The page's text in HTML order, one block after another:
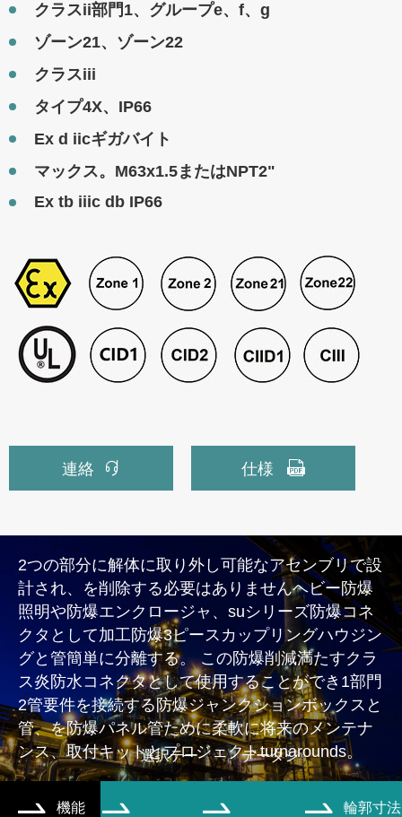
クラスii部門1、グループe、f、g
ゾーン21、ゾーン22
クラスiii
タイプ4X、IP66
Ex d iicギガバイト
マックス。M63x1.5またはNPT2"
Ex tb iiic db IP66
連絡  仕様 
2つの部分に解体に取り外し可能なアセンブリで設
計され、を削除する必要はありませんヘビー防爆
照明や防爆エンクロージャ、suシリーズ防爆コネ
クタとして加工防爆3ピースカップリングハウジン
グと管簡単に分離する。 この防爆削減満たすクラ
ス炎防水コネクタとして使用することができ1部門
2管要件を接続する防爆ジャンクションボックスと
管、を防爆パネル管ために柔軟に将来のメンテナ
ンス、取付キットとプロジェクトturnarounds。
 機能 
選択テー

データシ
 輪郭寸法